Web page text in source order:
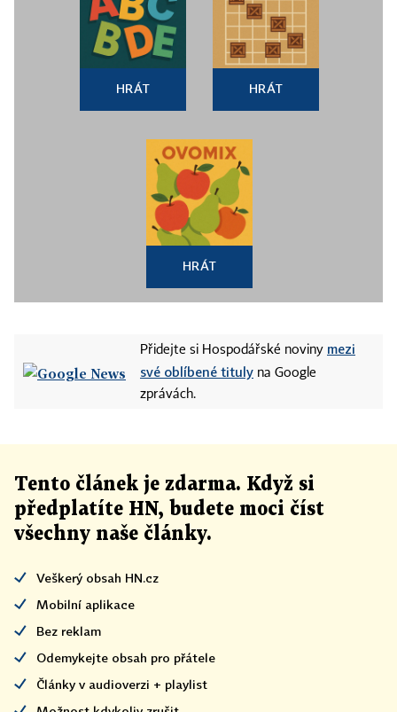
HRÁT HRÁT
HRÁT
Přidejte si Hospodářské noviny mezi
své oblíbené tituly na Google
zprávách.
Tento článek je zdarma. Když si
předplatíte HN, budete moci číst
všechny naše články.
Veškerý obsah HN.cz
Mobilní aplikace
Bez reklam
Odemykejte obsah pro přátele
Články v audioverzi + playlist